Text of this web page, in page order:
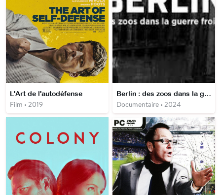
L'Art de l'autodéfense
Film • 2019
Berlin : des zoos dans la guerre froide
Documentaire • 2024